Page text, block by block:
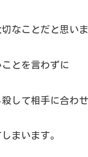
なことだと思いま
とを言わずに
して相手に合わ
まいます。